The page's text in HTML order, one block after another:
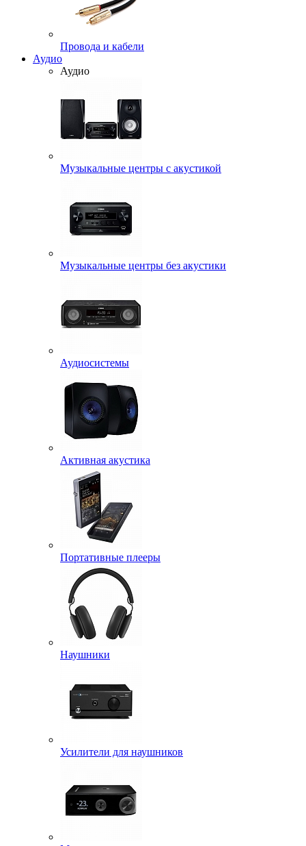
Провода и кабели
Аудио
Аудио
Музыкальные центры с акустикой
Музыкальные центры без акустики
Аудиосистемы
Активная акустика
Портативные плееры
Наушники
Усилители для наушников